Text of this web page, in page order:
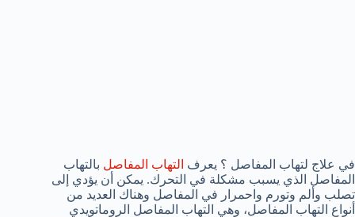
في علاج لتهاب المفاصل ؟ يعرف التهاب المفاصل بالتهاب
المفاصل الذي يسبب مشكلة في التحرك. يمكن أن يؤدي إلى
تصلب وألم وتورم واحمرار في المفاصل وهناك العديد من
أنواع التهاب المفاصل، وهي التهاب المفاصل الروماتويدي